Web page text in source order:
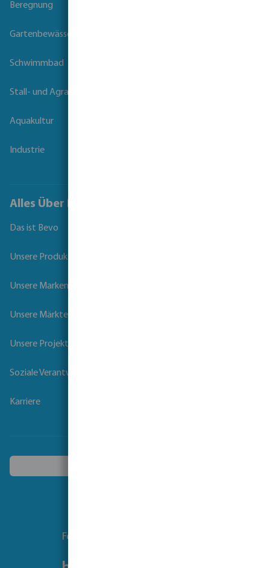
Beregnung
Gartenbewässerung
Schwimmbad
Stall- und Agrartechnik
Aquakultur
Industrie
Alles Über Bevo
Das ist Bevo
Unsere Produkte
Unsere Marken
Unsere Märkte
Unsere Projekte
Soziale Verantwortung der Unternehmen
Karriere
Folgen Sie uns